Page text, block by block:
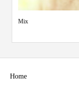
Mix
Home